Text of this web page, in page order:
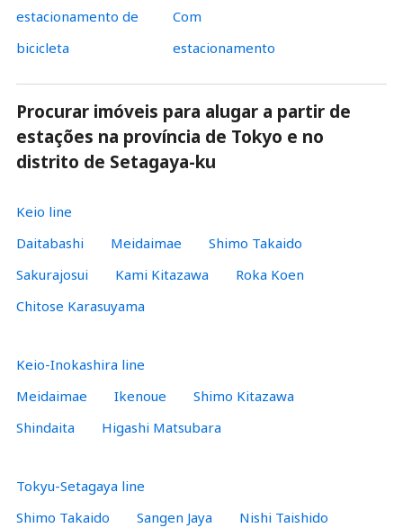
estacionamento de
bicicleta
Com
estacionamento
Procurar imóveis para alugar a partir de
estações na província de Tokyo e no
distrito de Setagaya-ku
Keio line
Daitabashi
Meidaimae
Shimo Takaido
Sakurajosui
Kami Kitazawa
Roka Koen
Chitose Karasuyama
Keio-Inokashira line
Meidaimae
Ikenoue
Shimo Kitazawa
Shindaita
Higashi Matsubara
Tokyu-Setagaya line
Shimo Takaido
Sangen Jaya
Nishi Taishido